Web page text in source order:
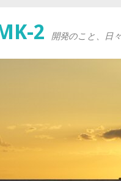
2 開発のこと、日